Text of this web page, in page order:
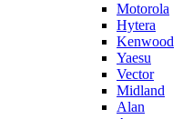
Motorola
Hytera
Kenwood
Yaesu
Vector
Midland
Alan